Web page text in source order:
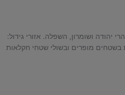
יהודה ושומרון, השפלה. אזורי גידול:
בשטחים מופרים ובשולי שטחי חקלאות